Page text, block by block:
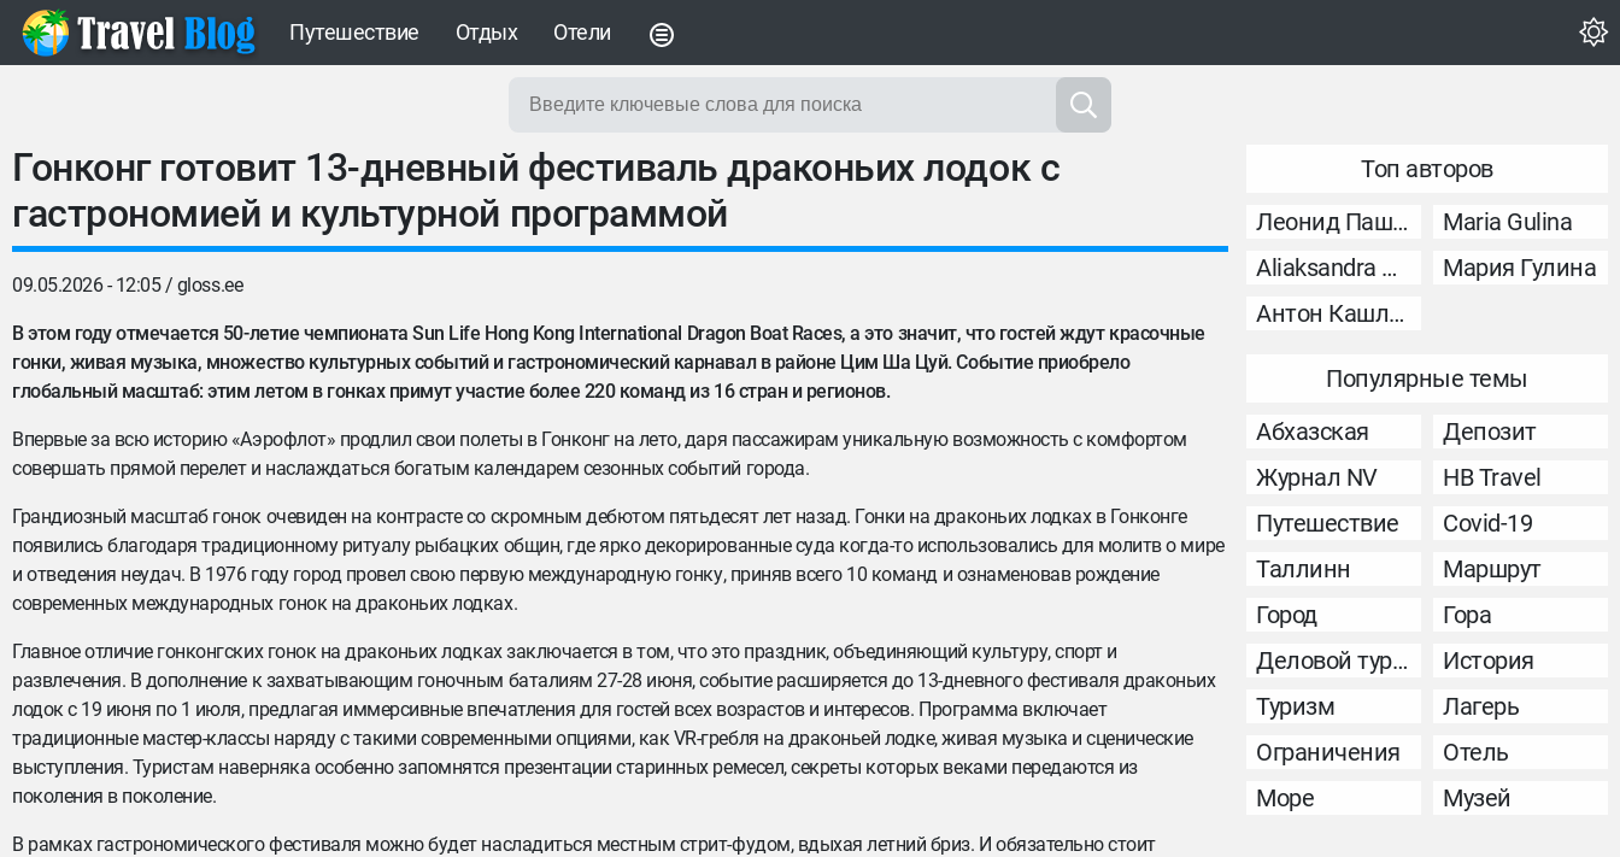
Путешествие Отдых Отели
Гонконг готовит 13-дневный фестиваль драконьих лодок с
гастрономией и культурной программой
09.05.2026 - 12:05 / gloss.ee
В этом году отмечается 50-летие чемпионата Sun Life Hong Kong International Dragon Boat Races, а это значит, что гостей ждут красочные
гонки, живая музыка, множество культурных событий и гастрономический карнавал в районе Цим Ша Цуй. Событие приобрело
глобальный масштаб: этим летом в гонках примут участие более 220 команд из 16 стран и регионов.
Впервые за всю историю «Аэрофлот» продлил свои полеты в Гонконг на лето, даря пассажирам уникальную возможность с комфортом
совершать прямой перелет и наслаждаться богатым календарем сезонных событий города.
Грандиозный масштаб гонок очевиден на контрасте со скромным дебютом пятьдесят лет назад. Гонки на драконьих лодках в Гонконге
появились благодаря традиционному ритуалу рыбацких общин, где ярко декорированные суда когда-то использовались для молитв о мире
и отведения неудач. В 1976 году город провел свою первую международную гонку, приняв всего 10 команд и ознаменовав рождение
современных международных гонок на драконьих лодках.
Главное отличие гонконгских гонок на драконьих лодках заключается в том, что это праздник, объединяющий культуру, спорт и
развлечения. В дополнение к захватывающим гоночным баталиям 27-28 июня, событие расширяется до 13-дневного фестиваля драконьих
лодок с 19 июня по 1 июля, предлагая иммерсивные впечатления для гостей всех возрастов и интересов. Программа включает
традиционные мастер-классы наряду с такими современными опциями, как VR-гребля на драконьей лодке, живая музыка и сценические
выступления. Туристам наверняка особенно запомнятся презентации старинных ремесел, секреты которых веками передаются из
поколения в поколение.
В рамках гастрономического фестиваля можно будет насладиться местным стрит-фудом, вдыхая летний бриз. И обязательно стоит
Топ авторов
Леонид Пашковский
Maria Gulina
Aliaksandra Murashka
Мария Гулина
Антон Кашликов
Популярные темы
Абхазская
Депозит
Журнал NV
НВ Travel
Путешествие
Covid-19
Таллинн
Маршрут
Город
Гора
Деловой туризм
История
Туризм
Лагерь
Ограничения
Отель
Море
Музей